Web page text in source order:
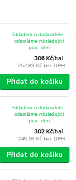
306 Kč/bal.
252,89 Kč bez DPH
Skladem u dodavatele -
odesíláme následující
prac. den
Přidat do košíku
302 Kč/bal.
249,59 Kč bez DPH
Skladem u dodavatele -
odesíláme následující
prac. den
Přidat do košíku